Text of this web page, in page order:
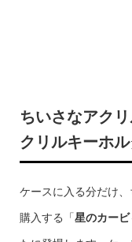
ちいさなアク
クリルキーホ
ケースに入る分だけ
購入する「星のカー